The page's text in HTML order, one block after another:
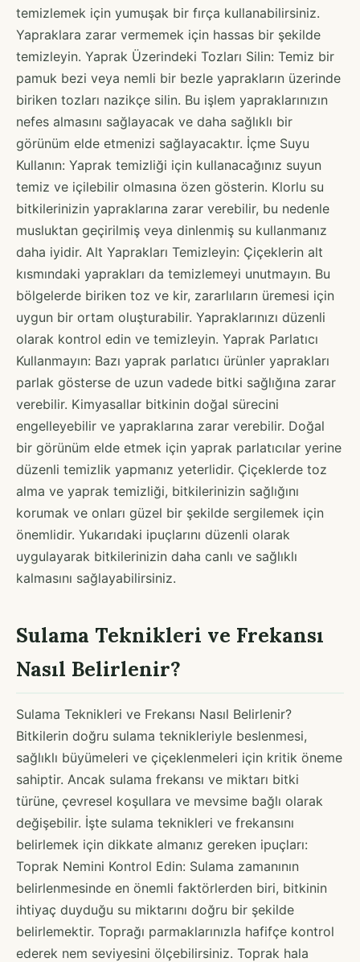
temizlemek için yumuşak bir fırça kullanabilirsiniz.
Yapraklara zarar vermemek için hassas bir şekilde
temizleyin. Yaprak Üzerindeki Tozları Silin: Temiz bir
pamuk bezi veya nemli bir bezle yaprakların üzerinde
biriken tozları nazikçe silin. Bu işlem yapraklarınızın
nefes almasını sağlayacak ve daha sağlıklı bir
görünüm elde etmenizi sağlayacaktır. İçme Suyu
Kullanın: Yaprak temizliği için kullanacağınız suyun
temiz ve içilebilir olmasına özen gösterin. Klorlu su
bitkilerinizin yapraklarına zarar verebilir, bu nedenle
musluktan geçirilmiş veya dinlenmiş su kullanmanız
daha iyidir. Alt Yaprakları Temizleyin: Çiçeklerin alt
kısmındaki yaprakları da temizlemeyi unutmayın. Bu
bölgelerde biriken toz ve kir, zararlıların üremesi için
uygun bir ortam oluşturabilir. Yapraklarınızı düzenli
olarak kontrol edin ve temizleyin. Yaprak Parlatıcı
Kullanmayın: Bazı yaprak parlatıcı ürünler yaprakları
parlak gösterse de uzun vadede bitki sağlığına zarar
verebilir. Kimyasallar bitkinin doğal sürecini
engelleyebilir ve yapraklarına zarar verebilir. Doğal
bir görünüm elde etmek için yaprak parlatıcılar yerine
düzenli temizlik yapmanız yeterlidir. Çiçeklerde toz
alma ve yaprak temizliği, bitkilerinizin sağlığını
korumak ve onları güzel bir şekilde sergilemek için
önemlidir. Yukarıdaki ipuçlarını düzenli olarak
uygulayarak bitkilerinizin daha canlı ve sağlıklı
kalmasını sağlayabilirsiniz.
Sulama Teknikleri ve Frekansı
Nasıl Belirlenir?
Sulama Teknikleri ve Frekansı Nasıl Belirlenir?
Bitkilerin doğru sulama teknikleriyle beslenmesi,
sağlıklı büyümeleri ve çiçeklenmeleri için kritik öneme
sahiptir. Ancak sulama frekansı ve miktarı bitki
türüne, çevresel koşullara ve mevsime bağlı olarak
değişebilir. İşte sulama teknikleri ve frekansını
belirlemek için dikkate almanız gereken ipuçları:
Toprak Nemini Kontrol Edin: Sulama zamanının
belirlenmesinde en önemli faktörlerden biri, bitkinin
ihtiyaç duyduğu su miktarını doğru bir şekilde
belirlemektir. Toprağı parmaklarınızla hafifçe kontrol
ederek nem seviyesini ölçebilirsiniz. Toprak hala